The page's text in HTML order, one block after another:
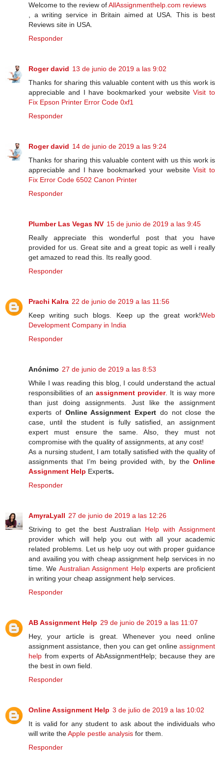
Welcome to the review ofAllAssignmenthelp.com reviews
, a writing service in Britain aimed at USA. This is best
Reviews site in USA.
Responder
Roger david 13 de junio de 2019 a las 9:02
Thanks for sharing this valuable content with us this work is
appreciable and I have bookmarked your websiteVisit to
Fix Epson Printer Error Code 0xf1
Responder
Roger david 14 de junio de 2019 a las 9:24
Thanks for sharing this valuable content with us this work is
appreciable and I have bookmarked your websiteVisit to
Fix Error Code 6502 Canon Printer
Responder
Plumber Las Vegas NV 15 de junio de 2019 a las 9:45
Really appreciate this wonderful post that you have
provided for us. Great site and a great topic as well i really
get amazed to read this. Its really good.
Responder
Prachi Kalra 22 de junio de 2019 a las 11:56
Keep writing such blogs. Keep up the great work!Web
Development Company in India
Responder
Anónimo 27 de junio de 2019 a las 8:53
While I was reading this blog, I could understand the actual
responsibilities of an assignment provider. It is way more
than just doing assignments. Just like the assignment
experts of Online Assignment Expert do not close the
case, until the student is fully satisfied, an assignment
expert must ensure the same. Also, they must not
compromise with the quality of assignments, at any cost!
As a nursing student, I am totally satisfied with the quality of
assignments that I’m being provided with, by the Online
Assignment Help Experts.
Responder
AmyraLyall 27 de junio de 2019 a las 12:26
Striving to get the best Australian Help with Assignment
provider which will help you out with all your academic
related problems. Let us help uoy out with proper guidance
and availing you with cheap assignment help services in no
time. We Australian Assignment Helpexperts are proficient
in writing your cheap assignment help services.
Responder
AB Assignment Help 29 de junio de 2019 a las 11:07
Hey, your article is great. Whenever you need online
assignment assistance, then you can get online assignment
help from experts of AbAssignmentHelp; because they are
the best in own field.
Responder
Online Assignment Help 3 de julio de 2019 a las 10:02
It is valid for any student to ask about the individuals who
will write theApple pestle analysis for them.
Responder